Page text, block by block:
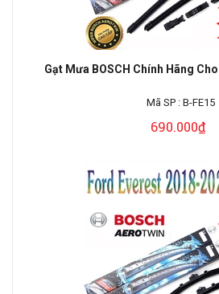
Gạt Mưa BOSCH Chính Hãng
Mã SP : B-FE15
690.000₫